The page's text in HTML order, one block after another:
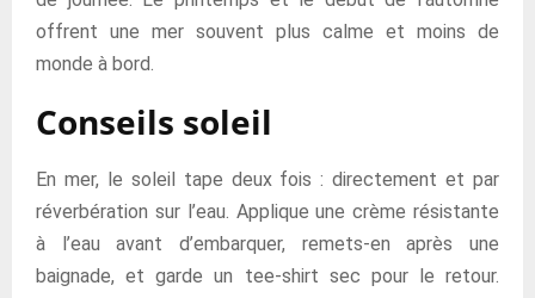
offrent une mer souvent plus calme et moins de
monde à bord.
Conseils soleil
En mer, le soleil tape deux fois : directement et par
réverbération sur l’eau. Applique une crème résistante
à l’eau avant d’embarquer, remets-en après une
baignade, et garde un tee-shirt sec pour le retour.